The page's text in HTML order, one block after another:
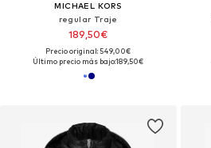
MICHAEL KORS
regular Traje
189,50€
Precio original: 549,00€
Último precio más bajo:189,50€